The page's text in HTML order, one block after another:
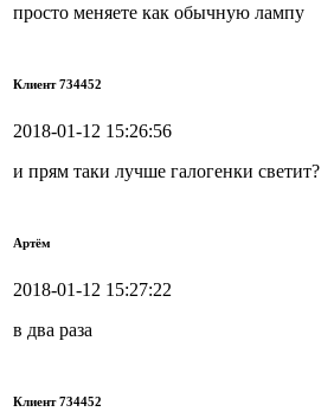
просто меняете как обычную лампу
Клиент 734452
2018-01-12 15:26:56
и прям таки лучше галогенки светит?
Артём
2018-01-12 15:27:22
в два раза
Клиент 734452